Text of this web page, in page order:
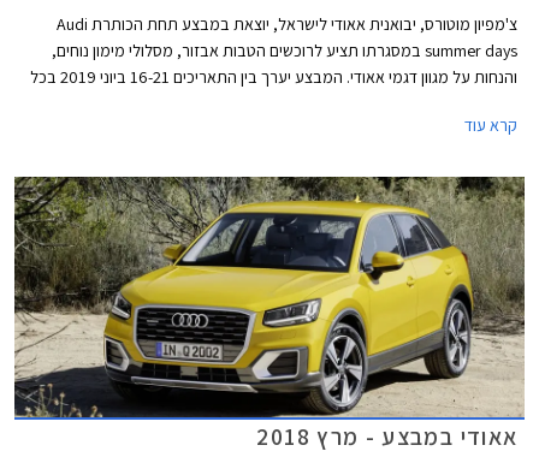
צ'מפיון מוטורס, יבואנית אאודי לישראל, יוצאת במבצע תחת הכותרת Audi
summer days במסגרתו תציע לרוכשים הטבות אבזור, מסלולי מימון נוחים,
והנחות על מגוון דגמי אאודי. המבצע יערך בין התאריכים 16-21 ביוני 2019 בכל
קרא עוד
אאודי במבצע - מרץ 2018